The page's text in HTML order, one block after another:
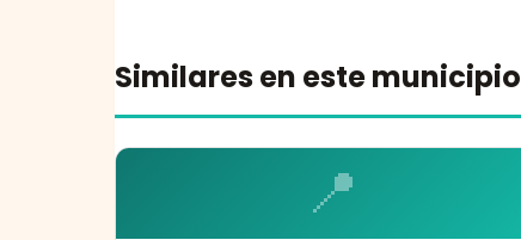
Similares en este municipio
📍